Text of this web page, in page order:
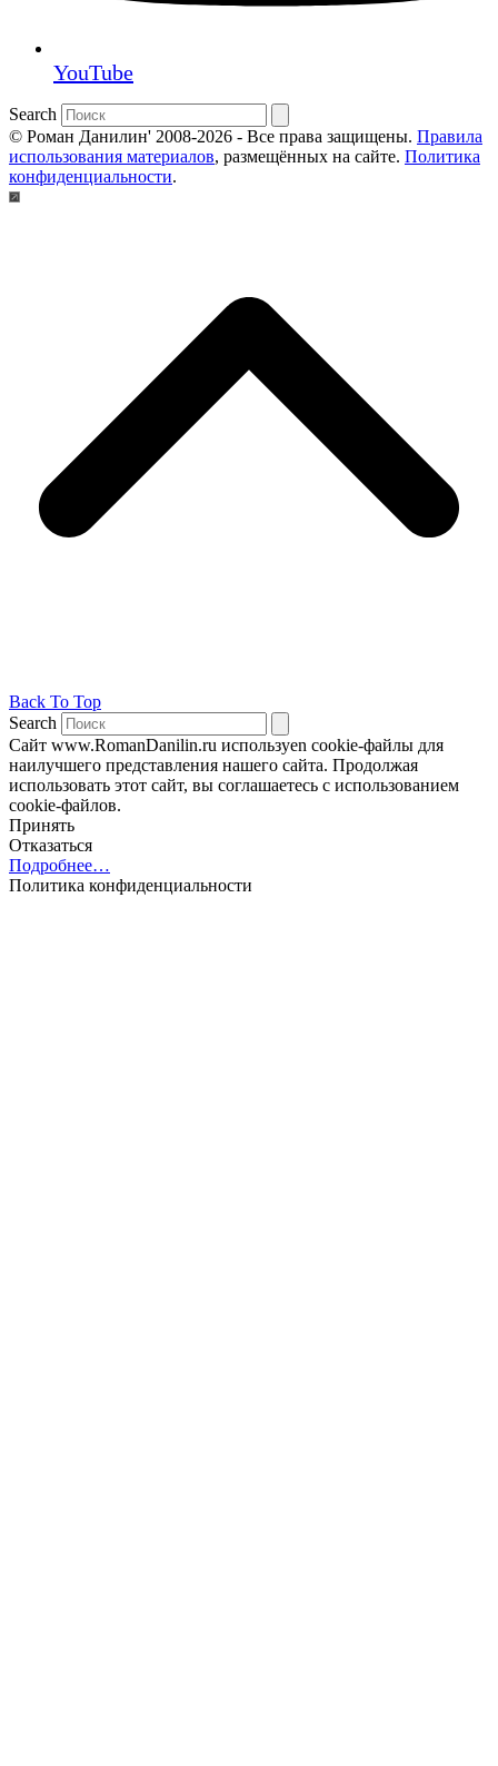
YouTube
Search
© Роман Данилин' 2008-2026 - Все права защищены. Правила
использования материалов, размещённых на сайте. Политика
конфиденциальности.
Back To Top
Search
Сайт www.RomanDanilin.ru используеn cookie-файлы для
наилучшего представления нашего сайта. Продолжая
использовать этот сайт, вы соглашаетесь с использованием
cookie-файлов.
Принять
Отказаться
Подробнее…
Политика конфиденциальности